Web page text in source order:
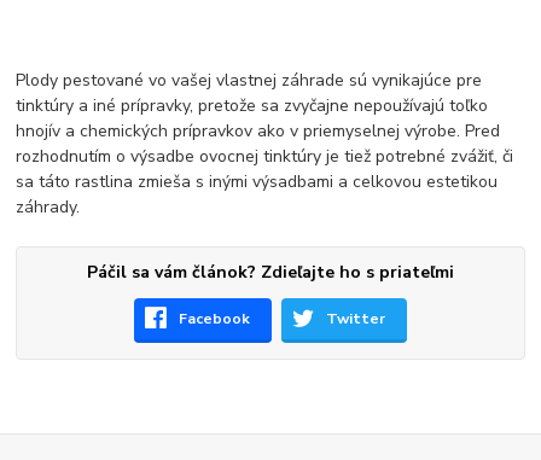
Plody pestované vo vašej vlastnej záhrade sú vynikajúce pre
tinktúry a iné prípravky, pretože sa zvyčajne nepoužívajú toľko
hnojív a chemických prípravkov ako v priemyselnej výrobe. Pred
rozhodnutím o výsadbe ovocnej tinktúry je tiež potrebné zvážiť, či
sa táto rastlina zmieša s inými výsadbami a celkovou estetikou
záhrady.
Páčil sa vám článok? Zdieľajte ho s priateľmi
Facebook Twitter